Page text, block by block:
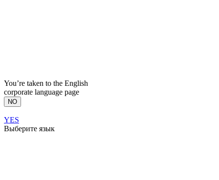
You’re taken to the English
corporate language page
NO
YES
Выберите язык